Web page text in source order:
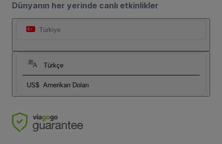
Dünyanın her yerinde canlı etkinlikler
Türkiye
Türkçe
US$ Amerikan Doları